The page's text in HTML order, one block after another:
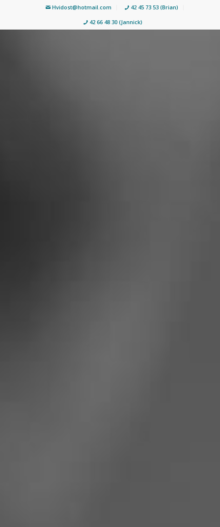
Hvidost@hotmail.com
42 45 73 53 (Brian)
42 66 48 30 (Jannick)